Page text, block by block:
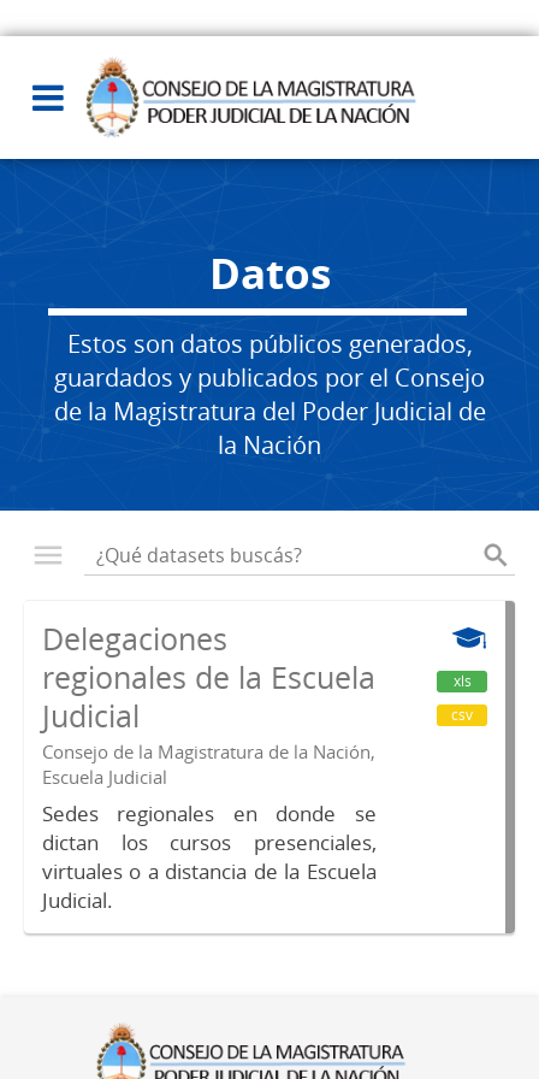
Datos
Estos son datos públicos generados,
guardados y publicados por el Consejo
de la Magistratura del Poder Judicial de
la Nación
Delegaciones
regionales de la Escuela
Judicial
Consejo de la Magistratura de la Nación,
Escuela Judicial
Sedes regionales en donde se
dictan los cursos presenciales,
virtuales o a distancia de la Escuela
Judicial.
xls
csv